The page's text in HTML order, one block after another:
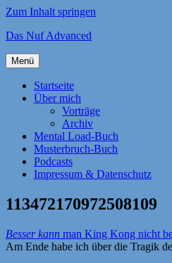
Zum Inhalt springen
Das Nuf Advanced
Menü
Startseite
Über mich
Vorträge
Archiv
Mental Load-Buch
Musterbruch-Buch
Podcasts
Impressum & Datenschutz
113472170972508109
Besser kann man King Kong nicht
Am Ende habe ich über die Tragik